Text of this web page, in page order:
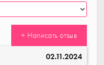
+ Написать отзыв
02.11.2024